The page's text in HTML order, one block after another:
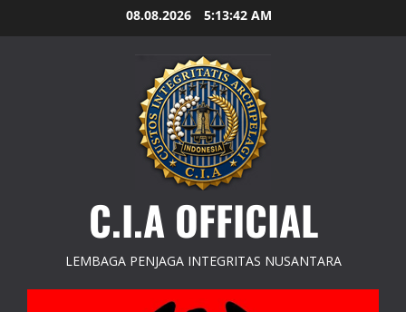
to
08.08.2026 5:13:44 AM
C.I.A OFFICIAL
LEMBAGA PENJAGA INTEGRITAS NUSANTARA